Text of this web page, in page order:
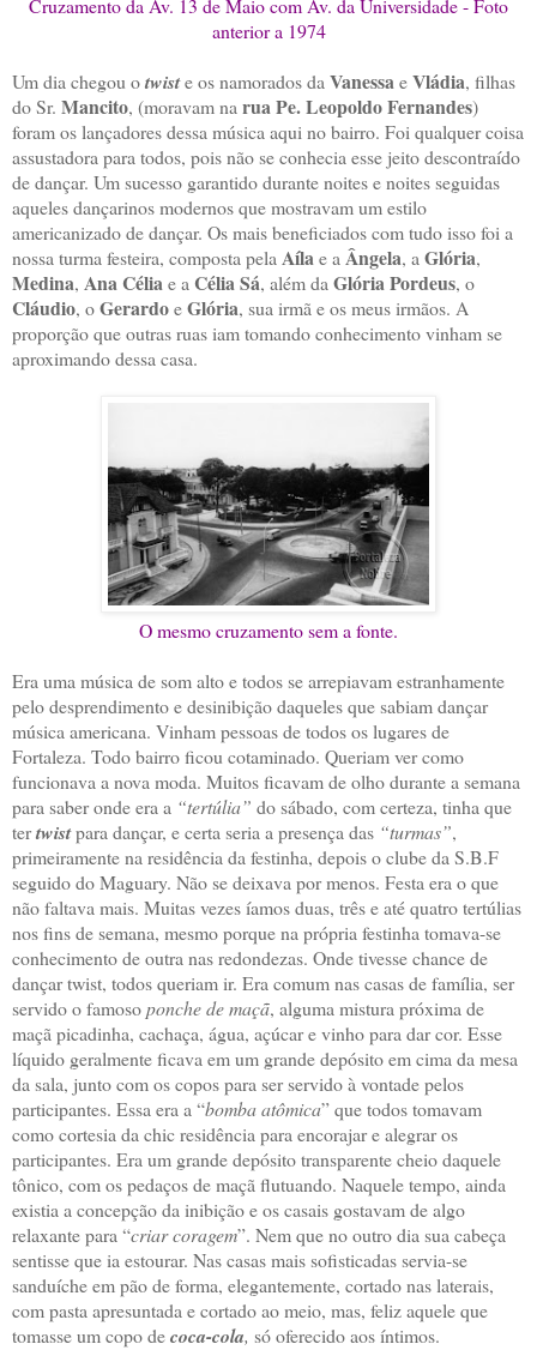
anterior a 1974
Um dia chegou otwiste os namorados da Vanessa eVládia, filhas
do Sr. Mancito, (moravam na rua Pe. Leopoldo Fernandes)
foram os lançadores dessa música aqui no bairro. Foi qualquer coisa
assustadora para todos, pois não se conhecia esse jeito descontraído
de dançar. Um sucesso garantido durante noites e noites seguidas
aqueles dançarinos modernos que mostravam um estilo
americanizado de dançar. Os mais beneficiados com tudo isso foi a
nossa turma festeira, composta pela Aíla e a Ângela, a Glória,
Medina, Ana Célia e a Célia Sá, além da Glória Pordeus, o
Cláudio, oGerardoeGlória, sua irmã e os meus irmãos. A
proporção que outras ruas iam tomando conhecimento vinham se
aproximando dessa casa.
O mesmo cruzamento sem a fonte.
Era uma música de som alto e todos se arrepiavam estranhamente
pelo desprendimento e desinibição daqueles que sabiam dançar
música americana. Vinham pessoas de todos os lugares de
Fortaleza. Todo bairro ficou cotaminado. Queriam ver como
funcionava a nova moda. Muitos ficavam de olho durante a semana
para saber onde era a “tertúlia” do sábado, com certeza, tinha que
tertwistpara dançar, e certa seria a presença das “turmas”,
primeiramente na residência da festinha, depois o clube da S.B.F
seguido do Maguary. Não se deixava por menos. Festa era o que
não faltava mais. Muitas vezes íamos duas, três e até quatro tertúlias
nos fins de semana, mesmo porque na própria festinha tomava-se
conhecimento de outra nas redondezas. Onde tivesse chance de
dançar twist, todos queriam ir. Era comum nas casas de família, ser
servido o famosoponche de maçã, alguma mistura próxima de
maçã picadinha, cachaça, água, açúcar e vinho para dar cor. Esse
líquido geralmente ficava em um grande depósito em cima da mesa
da sala, junto com os copos para ser servido à vontade pelos
participantes. Essa era a “bomba atômica” que todos tomavam
como cortesia da chic residência para encorajar e alegrar os
participantes. Era um grande depósito transparente cheio daquele
tônico, com os pedaços de maçã flutuando. Naquele tempo, ainda
existia a concepção da inibição e os casais gostavam de algo
relaxante para “criar coragem”. Nem que no outro dia sua cabeça
sentisse que ia estourar. Nas casas mais sofisticadas servia-se
sanduíche em pão de forma, elegantemente, cortado nas laterais,
com pasta apresuntada e cortado ao meio, mas, feliz aquele que
tomasse um copo decoca-cola, só oferecido aos íntimos.